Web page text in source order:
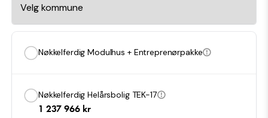
Nøkkelferdig Modulhus + Entreprenørpakke
Nøkkelferdig Helårsbolig TEK-17
1 237 966 kr